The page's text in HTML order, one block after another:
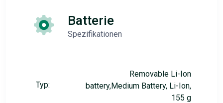
Batterie
Spezifikationen
Typ:
Removable Li-Ion
battery,Medium Battery, Li-Ion,
155 g